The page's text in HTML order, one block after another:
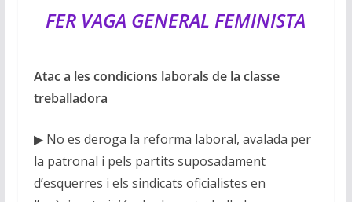
FER VAGA GENERAL FEMINISTA
Atac a les condicions laborals de la classe
treballadora
▶ No es deroga la reforma laboral, avalada per
la patronal i pels partits suposadament
d’esquerres i els sindicats oficialistes en